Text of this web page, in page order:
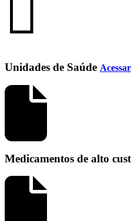
Unidades de Saúde Acessar
Medicamentos de alto